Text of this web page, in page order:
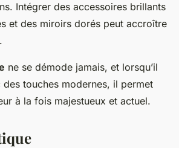
Intégrer des accessoires brillants
et des miroirs dorés peut accroître
ne se démode jamais, et lorsqu’il
touches modernes, il permet
à la fois majestueux et actuel.